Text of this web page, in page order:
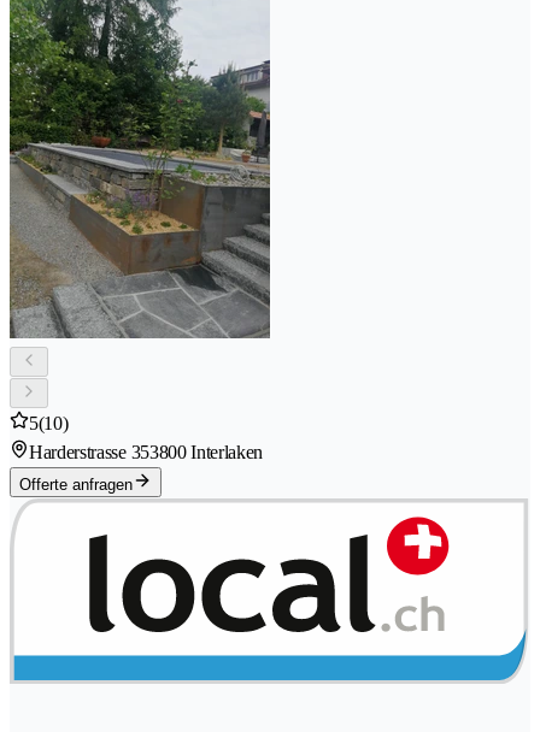
5(10)
Harderstrasse 353800 Interlaken
Offerte anfragen